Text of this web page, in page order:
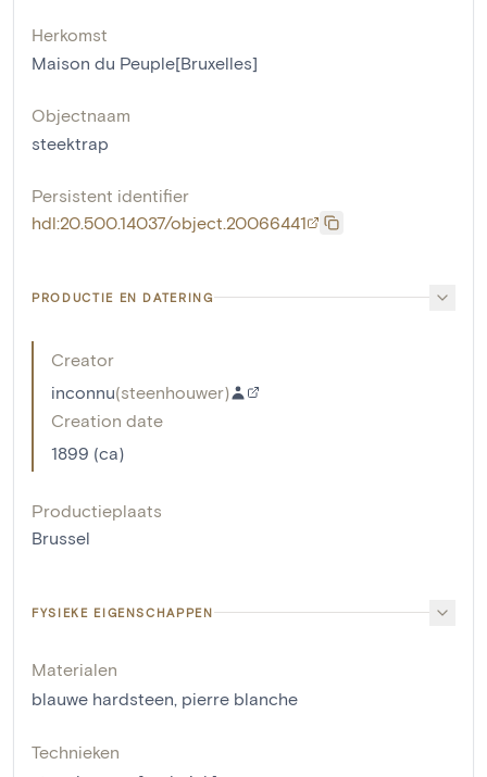
Herkomst
Maison du Peuple[Bruxelles]
Objectnaam
steektrap
Persistent identifier
hdl:20.500.14037/object.20066441
PRODUCTIE EN DATERING
Creator
inconnu(steenhouwer)
Creation date
1899 (ca)
Productieplaats
Brussel
FYSIEKE EIGENSCHAPPEN
Materialen
blauwe hardsteen pierre blanche
Technieken